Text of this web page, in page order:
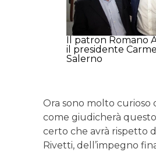
Il patron Romano
il presidente
Salerno
Ora sono molto curioso
come giudicherà
certo che avrà rispetto
Rivetti, dell’impegno